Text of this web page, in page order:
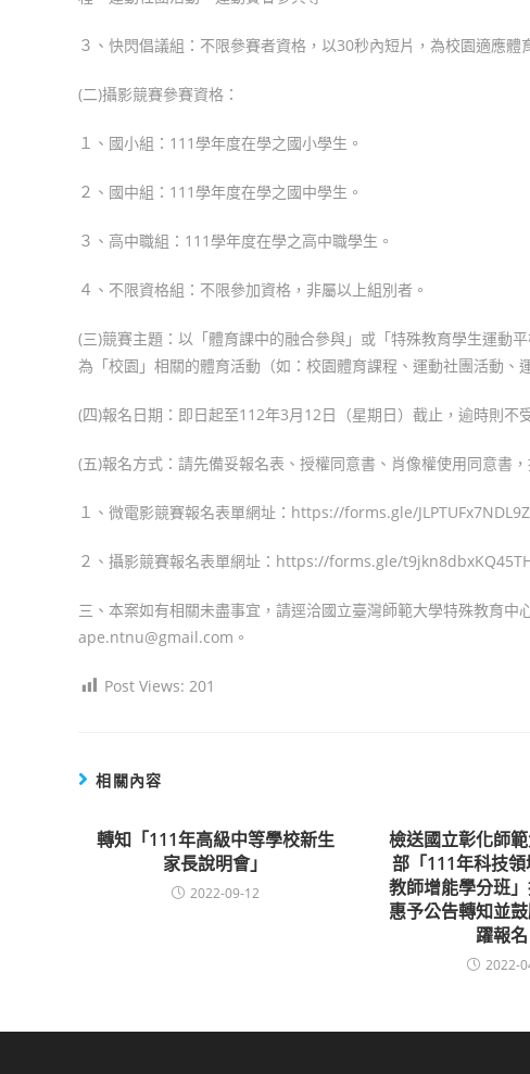
３、快閃倡議組：不限參賽者資格，以30秒內短片，為校園適應體
(二)攝影競賽參賽資格：
１、國小組：111學年度在學之國小學生。
２、國中組：111學年度在學之國中學生。
３、高中職組：111學年度在學之高中職學生。
４、不限資格組：不限參加資格，非屬以上組別者。
(三)競賽主題：以「體育課中的融合參與」或「特殊教育學生運動
為「校園」相關的體育活動（如：校園體育課程、運動社團活動、
(四)報名日期：即日起至112年3月12日（星期日）截止，逾時則不
(五)報名方式：請先備妥報名表、授權同意書、肖像權使用同意書
１、微電影競賽報名表單網址：https://forms.gle/
２、攝影競賽報名表單網址：https://forms.gle/
三、本案如有相關未盡事宜，請逕洽國立臺灣師範大學特殊教育中
ape.ntnu@gmail.com。
Post Views: 201
相關內容
轉知「111年高級中等學校新生
家長說明會」
2022-09-12
檢送國立彰化師
部「111年科技
教師增能學分班
惠予公告轉知並
躍報名
2022-